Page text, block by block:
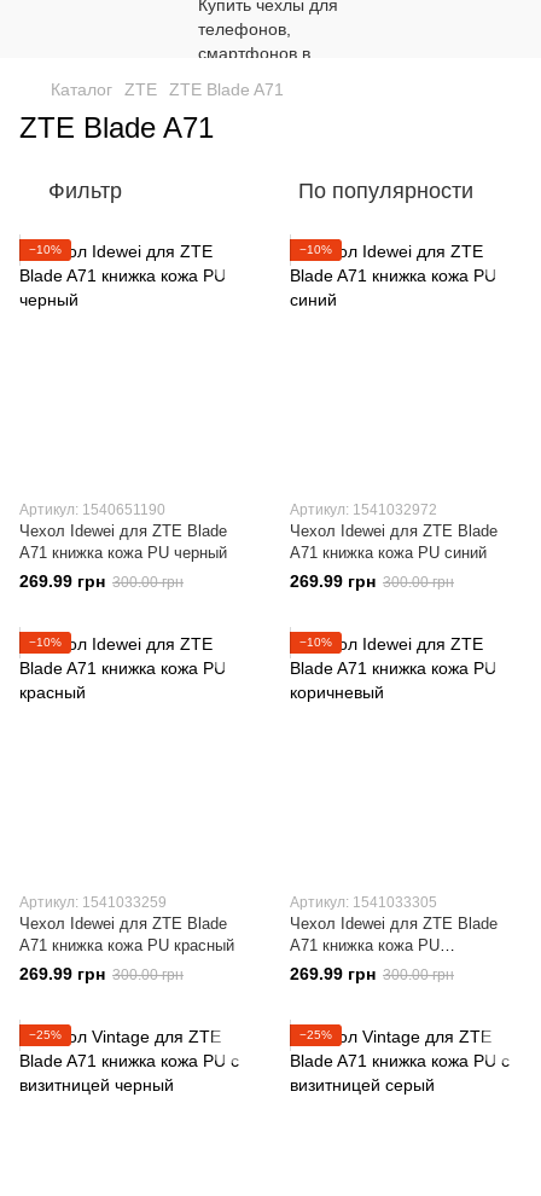
Каталог ZTE ZTE Blade A71
ZTE Blade A71
Фильтр По популярности
−10%
Артикул: 1540651190
Чехол Idewei для ZTE Blade
A71 книжка кожа PU черный
269.99 грн 300.00 грн
−10%
Артикул: 1541032972
Чехол Idewei для ZTE Blade
A71 книжка кожа PU синий
269.99 грн 300.00 грн
−10%
Артикул: 1541033259
Чехол Idewei для ZTE Blade
A71 книжка кожа PU красный
269.99 грн 300.00 грн
−10%
Артикул: 1541033305
Чехол Idewei для ZTE Blade
A71 книжка кожа PU
коричневый
269.99 грн 300.00 грн
−25% −25%